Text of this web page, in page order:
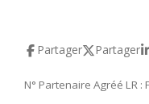
Partager Partager
N° Partenaire Agréé LR :